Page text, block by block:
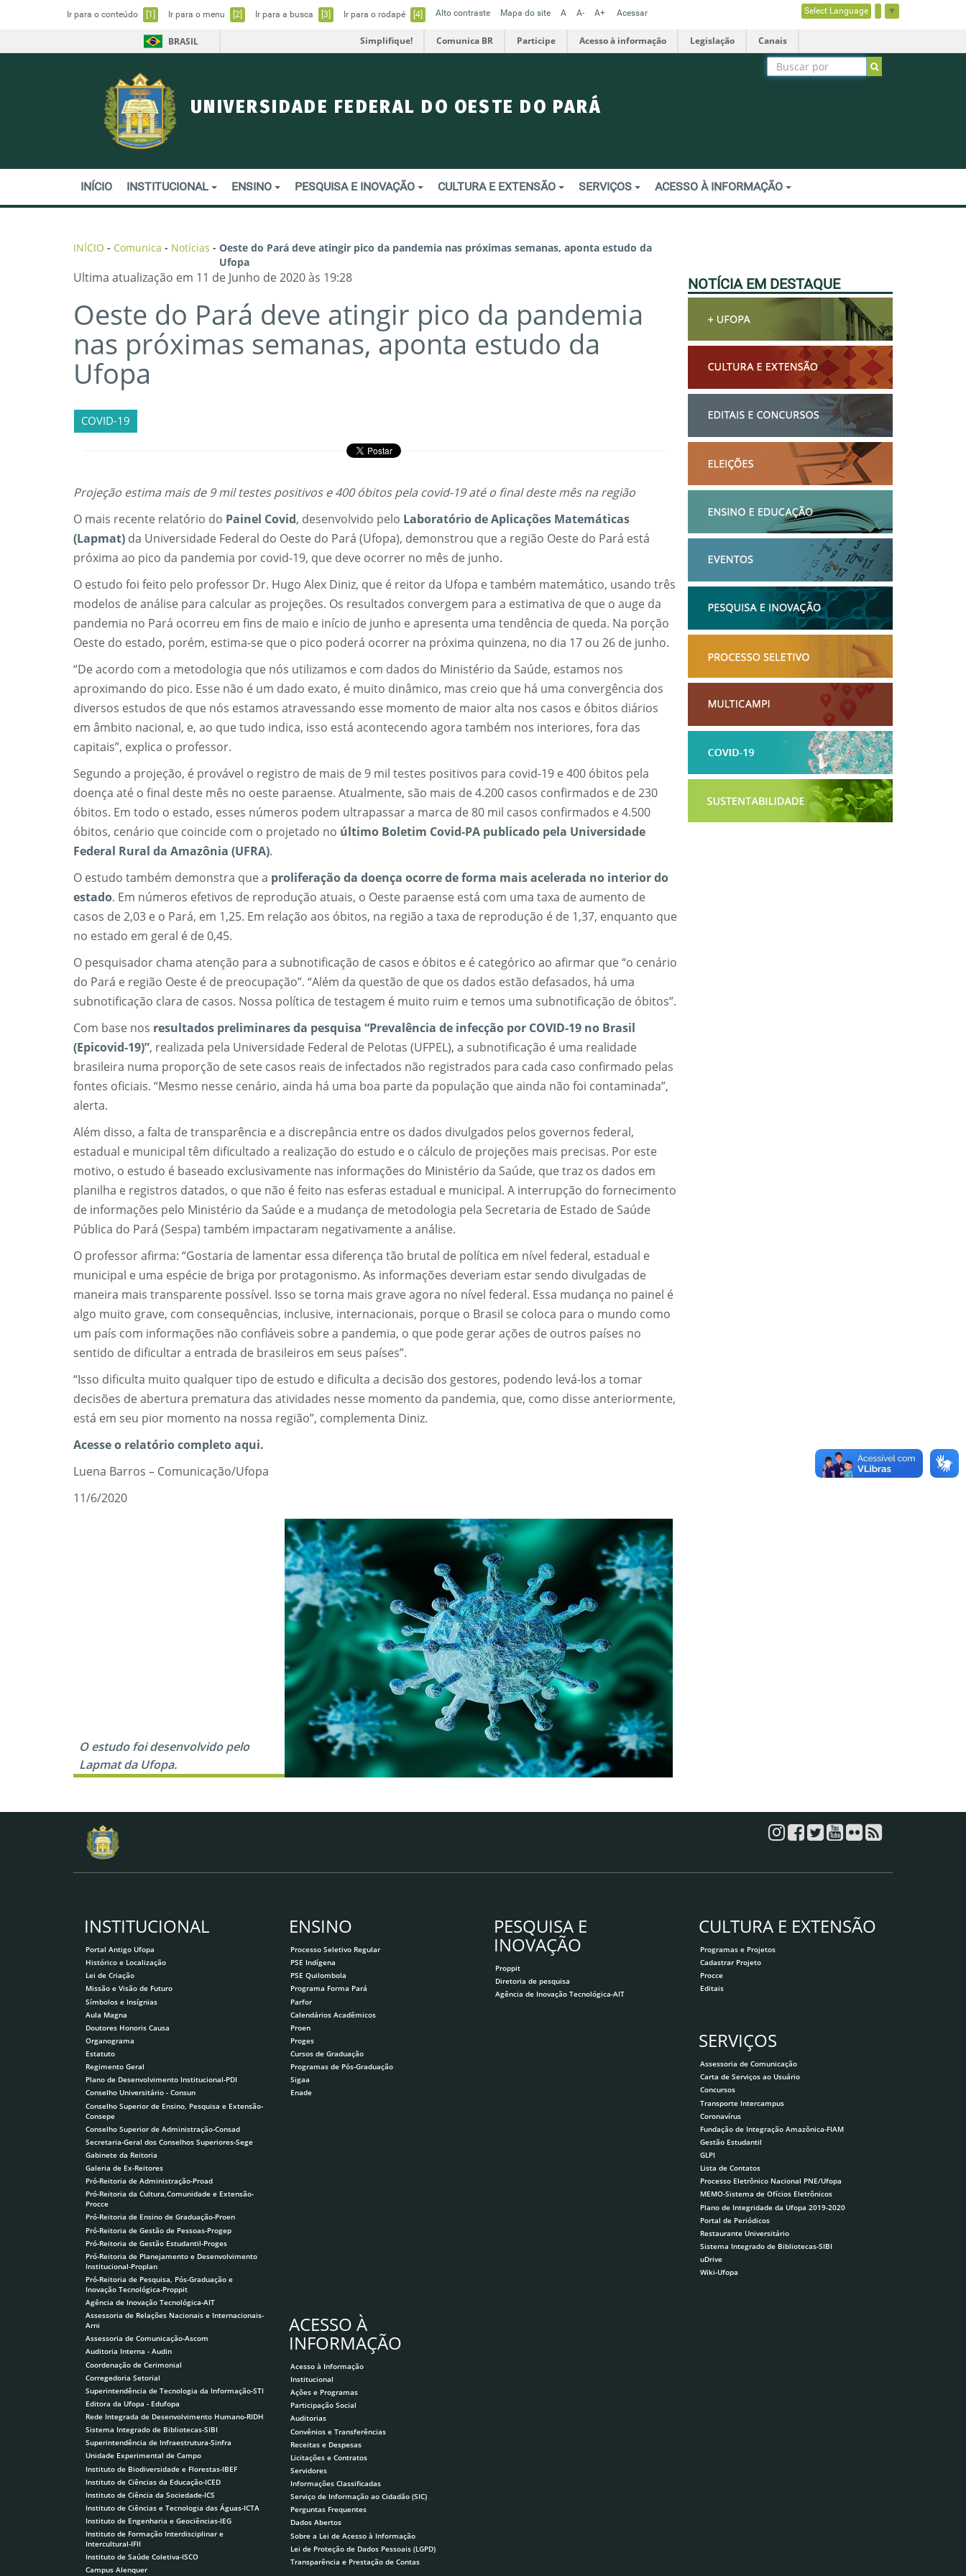
Ir para o conteúdo [1] Ir para o menu [2] Ir para a busca [3] Ir para o rodapé [4] Alto contraste Mapa do site A A- A+ Acessar Select Language ▼
BRASIL Simplifique! Comunica BR Participe Acesso à informação Legislação Canais
UNIVERSIDADE FEDERAL DO OESTE DO PARÁ
INÍCIO INSTITUCIONAL ENSINO PESQUISA E INOVAÇÃO CULTURA E EXTENSÃO SERVIÇOS ACESSO À INFORMAÇÃO
INÍCIO - Comunica - Notícias - Oeste do Pará deve atingir pico da pandemia nas próximas semanas, aponta estudo da
Ufopa
Ultima atualização em 11 de Junho de 2020 às 19:28
Oeste do Pará deve atingir pico da pandemia
nas próximas semanas, aponta estudo da
Ufopa
COVID-19
Projeção estima mais de 9 mil testes positivos e 400 óbitos pela covid-19 até o final deste mês na região
O mais recente relatório do Painel Covid, desenvolvido pelo Laboratório de Aplicações Matemáticas
(Lapmat) da Universidade Federal do Oeste do Pará (Ufopa), demonstrou que a região Oeste do Pará está
próxima ao pico da pandemia por covid-19, que deve ocorrer no mês de junho.
O estudo foi feito pelo professor Dr. Hugo Alex Diniz, que é reitor da Ufopa e também matemático, usando três
modelos de análise para calcular as projeções. Os resultados convergem para a estimativa de que o auge da
pandemia no Pará ocorreu em fins de maio e início de junho e apresenta uma tendência de queda. Na porção
Oeste do estado, porém, estima-se que o pico poderá ocorrer na próxima quinzena, no dia 17 ou 26 de junho.
“De acordo com a metodologia que nós utilizamos e com dados do Ministério da Saúde, estamos nos
aproximando do pico. Esse não é um dado exato, é muito dinâmico, mas creio que há uma convergência dos
diversos estudos de que nós estamos atravessando esse momento de maior alta nos casos e óbitos diários
em âmbito nacional, e, ao que tudo indica, isso está acontecendo agora também nos interiores, fora das
capitais”, explica o professor.
Segundo a projeção, é provável o registro de mais de 9 mil testes positivos para covid-19 e 400 óbitos pela
doença até o final deste mês no oeste paraense. Atualmente, são mais de 4.200 casos confirmados e de 230
óbitos. Em todo o estado, esses números podem ultrapassar a marca de 80 mil casos confirmados e 4.500
óbitos, cenário que coincide com o projetado no último Boletim Covid-PA publicado pela Universidade
Federal Rural da Amazônia (UFRA).
O estudo também demonstra que a proliferação da doença ocorre de forma mais acelerada no interior do
estado. Em números efetivos de reprodução atuais, o Oeste paraense está com uma taxa de aumento de
casos de 2,03 e o Pará, em 1,25. Em relação aos óbitos, na região a taxa de reprodução é de 1,37, enquanto que
no estado em geral é de 0,45.
O pesquisador chama atenção para a subnotificação de casos e óbitos e é categórico ao afirmar que “o cenário
do Pará e região Oeste é de preocupação”. “Além da questão de que os dados estão defasados, há uma
subnotificação clara de casos. Nossa política de testagem é muito ruim e temos uma subnotificação de óbitos”.
Com base nos resultados preliminares da pesquisa “Prevalência de infecção por COVID-19 no Brasil
(Epicovid-19)”, realizada pela Universidade Federal de Pelotas (UFPEL), a subnotificação é uma realidade
brasileira numa proporção de sete casos reais de infectados não registrados para cada caso confirmado pelas
fontes oficiais. “Mesmo nesse cenário, ainda há uma boa parte da população que ainda não foi contaminada”,
alerta.
Além disso, a falta de transparência e a discrepância entre os dados divulgados pelos governos federal,
estadual e municipal têm dificultado a realização do estudo e o cálculo de projeções mais precisas. Por este
motivo, o estudo é baseado exclusivamente nas informações do Ministério da Saúde, que traz os dados em
planilha e registros datados, o que não é feito nas esferas estadual e municipal. A interrupção do fornecimento
de informações pelo Ministério da Saúde e a mudança de metodologia pela Secretaria de Estado de Saúde
Pública do Pará (Sespa) também impactaram negativamente a análise.
O professor afirma: “Gostaria de lamentar essa diferença tão brutal de política em nível federal, estadual e
municipal e uma espécie de briga por protagonismo. As informações deveriam estar sendo divulgadas de
maneira mais transparente possível. Isso se torna mais grave agora no nível federal. Essa mudança no painel é
algo muito grave, com consequências, inclusive, internacionais, porque o Brasil se coloca para o mundo como
um país com informações não confiáveis sobre a pandemia, o que pode gerar ações de outros países no
sentido de dificultar a entrada de brasileiros em seus países”.
“Isso dificulta muito qualquer tipo de estudo e dificulta a decisão dos gestores, podendo levá-los a tomar
decisões de abertura prematura das atividades nesse momento da pandemia, que, como disse anteriormente,
está em seu pior momento na nossa região”, complementa Diniz.
Acesse o relatório completo aqui.
Luena Barros – Comunicação/Ufopa
11/6/2020
O estudo foi desenvolvido pelo
Lapmat da Ufopa.
NOTÍCIA EM DESTAQUE
INSTITUCIONAL
Portal Antigo Ufopa
Histórico e Localização
Lei de Criação
Missão e Visão de Futuro
Símbolos e Insígnias
Aula Magna
Doutores Honoris Causa
Organograma
Estatuto
Regimento Geral
Plano de Desenvolvimento Institucional-PDI
Conselho Universitário - Consun
Conselho Superior de Ensino, Pesquisa e Extensão-
Consepe
Conselho Superior de Administração-Consad
Secretaria-Geral dos Conselhos Superiores-Sege
Gabinete da Reitoria
Galeria de Ex-Reitores
Pró-Reitoria de Administração-Proad
Pró-Reitoria da Cultura,Comunidade e Extensão-
Procce
Pró-Reitoria de Ensino de Graduação-Proen
Pró-Reitoria de Gestão de Pessoas-Progep
Pró-Reitoria de Gestão Estudantil-Proges
Pró-Reitoria de Planejamento e Desenvolvimento
Institucional-Proplan
Pró-Reitoria de Pesquisa, Pós-Graduação e
Inovação Tecnológica-Proppit
Agência de Inovação Tecnológica-AIT
Assessoria de Relações Nacionais e Internacionais-
Arni
Assessoria de Comunicação-Ascom
Auditoria Interna - Audin
Coordenação de Cerimonial
Corregedoria Setorial
Superintendência de Tecnologia da Informação-STI
Editora da Ufopa - Edufopa
Rede Integrada de Desenvolvimento Humano-RIDH
Sistema Integrado de Bibliotecas-SIBI
Superintendência de Infraestrutura-Sinfra
Unidade Experimental de Campo
Instituto de Biodiversidade e Florestas-IBEF
Instituto de Ciências da Educação-ICED
Instituto de Ciência da Sociedade-ICS
Instituto de Ciências e Tecnologia das Águas-ICTA
Instituto de Engenharia e Geociências-IEG
Instituto de Formação Interdisciplinar e
Intercultural-IFII
Instituto de Saúde Coletiva-ISCO
Campus Alenquer
ENSINO
Processo Seletivo Regular
PSE Indígena
PSE Quilombola
Programa Forma Pará
Parfor
Calendários Acadêmicos
Proen
Proges
Cursos de Graduação
Programas de Pós-Graduação
Sigaa
Enade
PESQUISA E
INOVAÇÃO
Proppit
Diretoria de pesquisa
Agência de Inovação Tecnológica-AIT
CULTURA E EXTENSÃO
Programas e Projetos
Cadastrar Projeto
Procce
Editais
SERVIÇOS
Assessoria de Comunicação
Carta de Serviços ao Usuário
Concursos
Transporte Intercampus
Coronavírus
Fundação de Integração Amazônica-FIAM
Gestão Estudantil
GLPI
Lista de Contatos
Processo Eletrônico Nacional PNE/Ufopa
MEMO-Sistema de Ofícios Eletrônicos
Plano de Integridade da Ufopa 2019-2020
Portal de Periódicos
Restaurante Universitário
Sistema Integrado de Bibliotecas-SIBI
uDrive
Wiki-Ufopa
ACESSO À
INFORMAÇÃO
Acesso à Informação
Institucional
Ações e Programas
Participação Social
Auditorias
Convênios e Transferências
Receitas e Despesas
Licitações e Contratos
Servidores
Informações Classificadas
Serviço de Informação ao Cidadão (SIC)
Perguntas Frequentes
Dados Abertos
Sobre a Lei de Acesso à Informação
Lei de Proteção de Dados Pessoais (LGPD)
Transparência e Prestação de Contas